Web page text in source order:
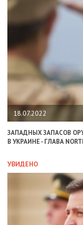
18.07.2022
ЗАПАДНЫХ ЗАПАСОВ
В УКРАИНЕ - ГЛАВА
УВИДЕНО